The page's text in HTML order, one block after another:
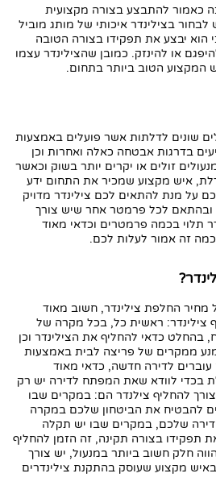
כאמור להתבצע בצורה מקצועית
לבחור בצילינדר איכותי של מותג מוביל
הוא יבצע את תפקידו בצורה הטובה
או להינזק. כמובן שהצילינדר עצמו
המקצוע הטוב ביותר בתחום.
שונים לדלתות אשר פועלים באמצעות
בדרגות אבטחה כאלה ואחרות וכן
זולים או יקרים יותר בשוק וכאשר
איש מקצוע שמכיר את התחום ידע
על מנת להתאים לכם צילינדר מדויק
ובהתאם לכל פרמטר אחר שיש צורך
תלוי בכמה פרמטרים וכדאי מאוד
זה אמור לעלות לכם.
החלפת צילינדר, חשוב מאוד
צילינדר: ראשית כל, בכל מקרה של
בהחלט כדאי להחליף את הצילינדר וכן
ממקרים של פריצה לבית באמצעות
לדירה חדשה, כדאי מאוד
בכדי לוודא שאת המפתח לדירה יש רק
להחליף צילנדר הם: במקרים שבו
להבטיח את הביטחון שלכם במקרה
שלכם, במקרים שבו יש תקלה
תפקידו בצורה תקינה, זה הזמן להחליף
חלק חשוב ביותר במנעול, יש צורך
באיש מקצוע שעוסק בהתקנת צילינדרים